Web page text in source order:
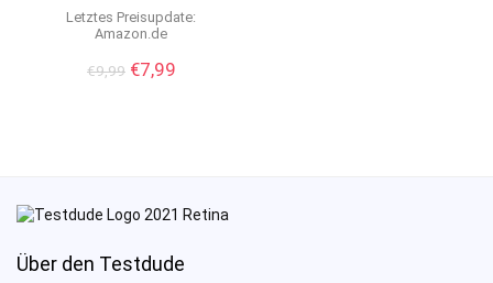
Letztes Preisupdate:
Amazon.de
€9,99 Ursprünglicher
€7,99Aktueller
Über den Testdude